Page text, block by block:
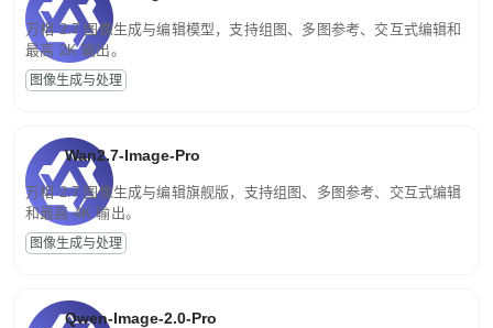
万相 2.7 图像生成与编辑模型，支持组图、多图参考、交互式编辑和
最高 2K 输出。
图像生成与处理
Wan2.7-Image-Pro
万相 2.7 图像生成与编辑旗舰版，支持组图、多图参考、交互式编辑
和最高 4K 输出。
图像生成与处理
Qwen-Image-2.0-Pro